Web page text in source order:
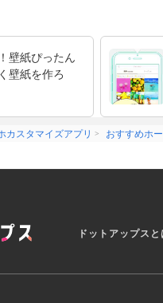
壁紙ぴったん
壁紙を作ろ
カスタマイズアプリ おすすめホ
ドットアップスと